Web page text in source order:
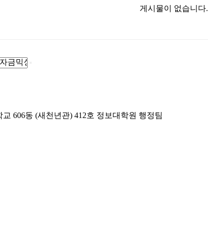
게시물이 없습니다.
606동 (새천년관) 412호 정보대학원 행정팀